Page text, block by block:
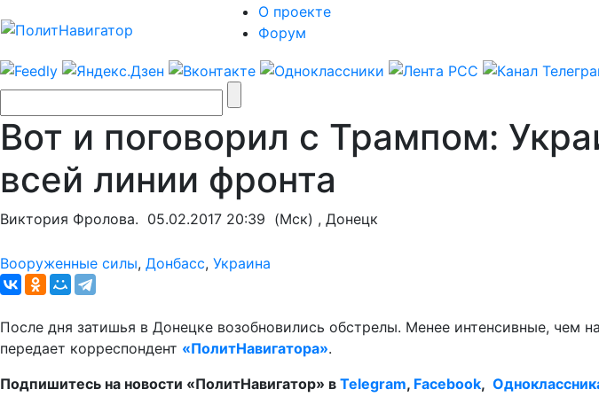
О проекте
Форум
Вот и поговорил с Трампом:
всей линии фронта
Виктория Фролова. 05.02.2017 20:39 (Мск) , Донецк
Вооруженные силы, Донбасс, Украина
После дня затишья в Донецке возобновились обстрелы. Менее интенсивные, чем
передает корреспондент «ПолитНавигатора».
Подпишитесь на новости «ПолитНавигатор» в Telegram, Facebook,